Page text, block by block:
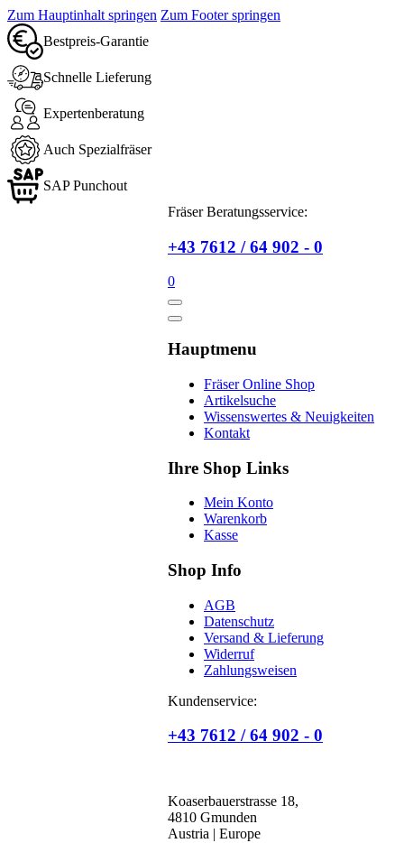
Zum Hauptinhalt springen Zum Footer springen
Bestpreis-Garantie
Schnelle Lieferung
Expertenberatung
Auch Spezialfräser
SAP Punchout
Fräser Beratungsservice:
+43 7612 / 64 902 - 0
0
Hauptmenu
Fräser Online Shop
Artikelsuche
Wissenswertes & Neuigkeiten
Kontakt
Ihre Shop Links
Mein Konto
Warenkorb
Kasse
Shop Info
AGB
Datenschutz
Versand & Lieferung
Widerruf
Zahlungsweisen
Kundenservice:
+43 7612 / 64 902 - 0
Koaserbauerstrasse 18,
4810 Gmunden
Austria | Europe